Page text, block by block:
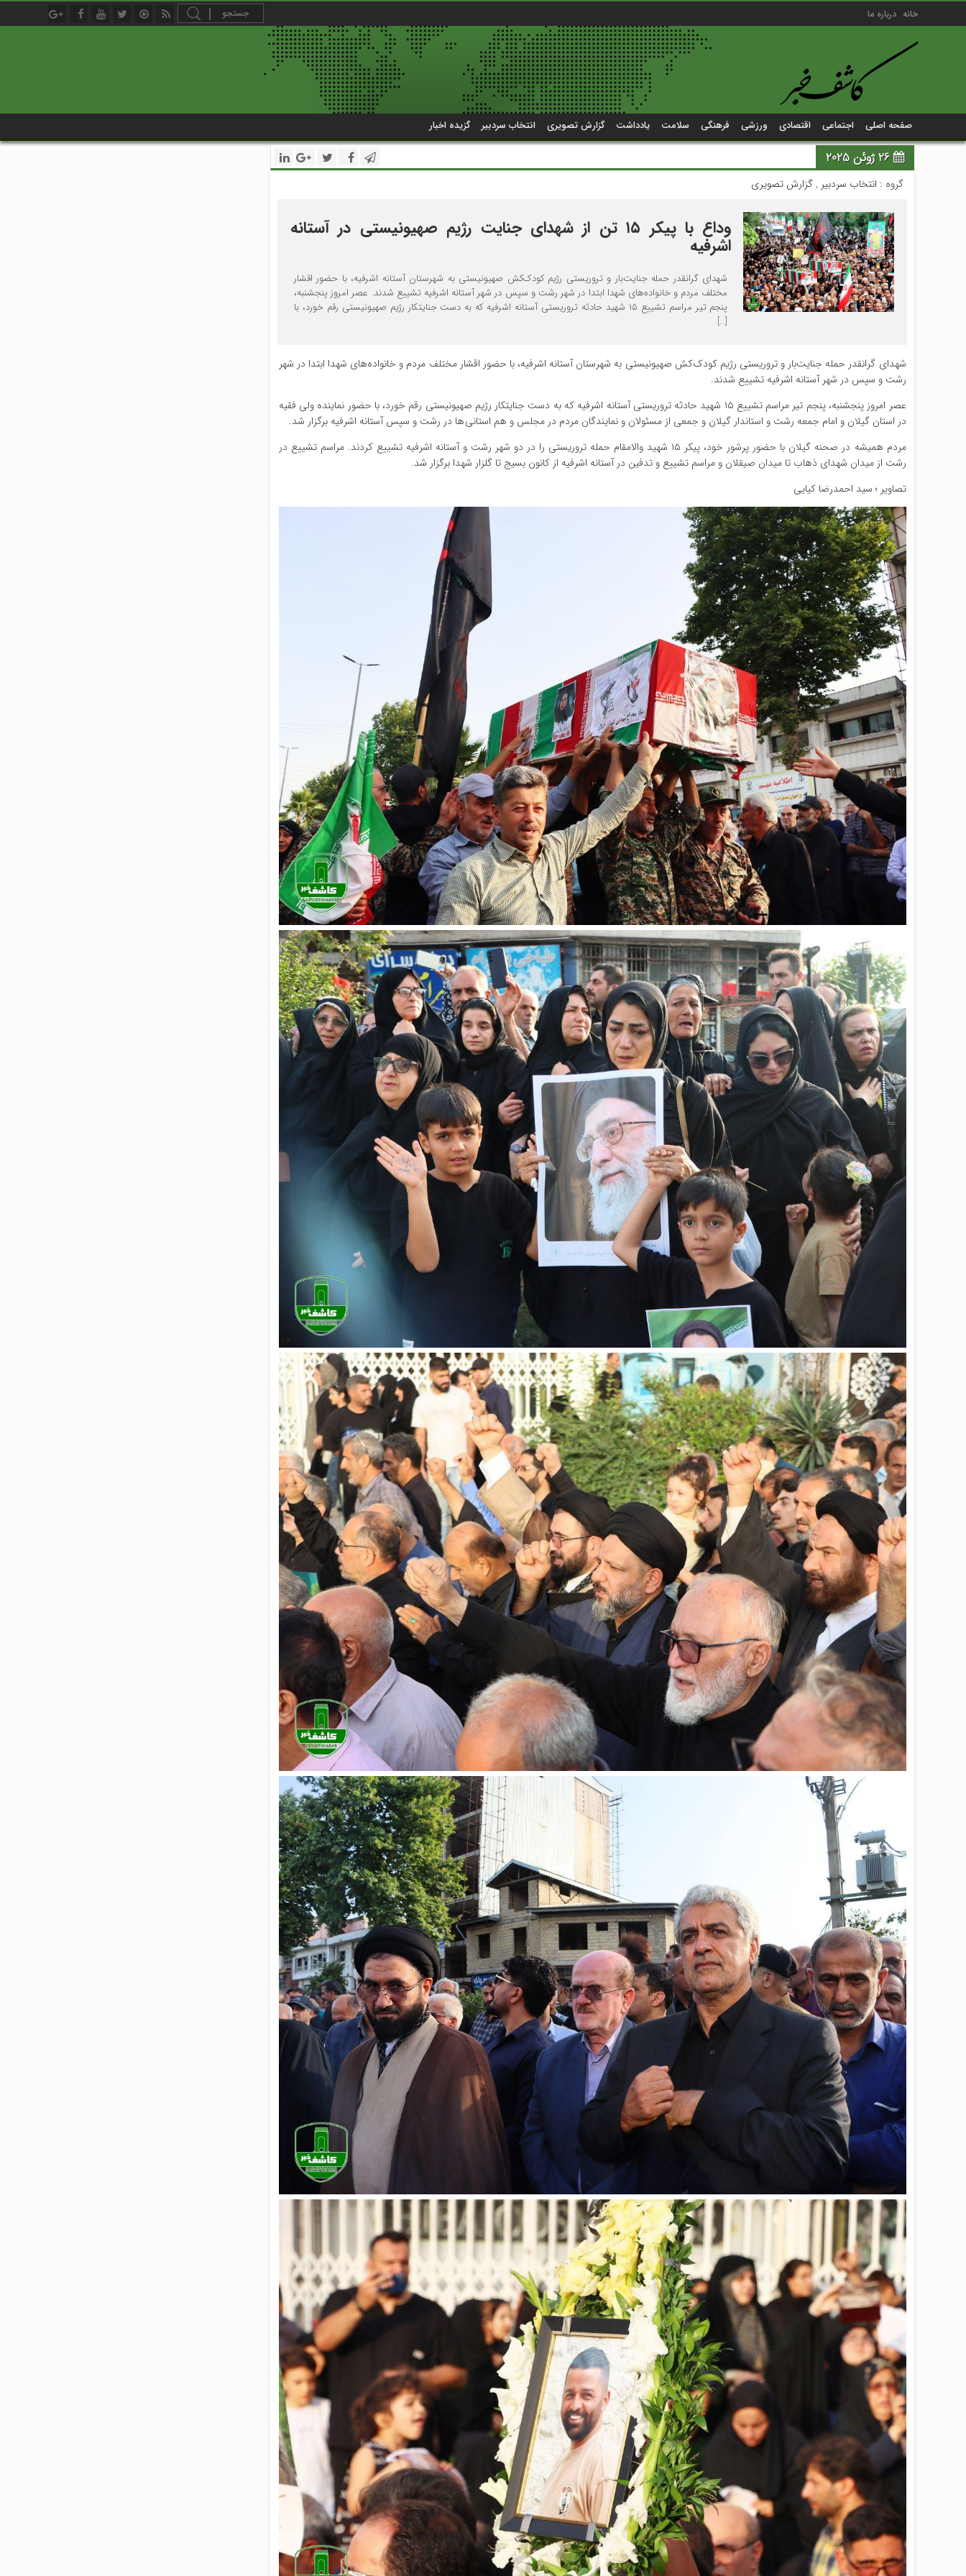
خانه درباره ما
صفحه اصلی اجتماعی اقتصادی ورزشی فرهنگی سلامت یادداشت گزارش تصویری انتخاب سردبیر گزیده اخبار
26 ژوئن 2025
گروه : انتخاب سردبیر ,گزارش تصویری
وداع با پیکر ۱۵ تن از شهدای جنایت رژیم صهیونیستی در آستانه
اشرفیه
شهدای گرانقدر حمله جنایت‌بار و تروریستی رژیم کودک‌کش صهیونیستی به شهرستان آستانه اشرفیه، با حضور اقشار
مختلف مردم و خانواده‌های شهدا ابتدا در شهر رشت و سپس در شهر آستانه اشرفیه تشییع شدند. عصر امروز پنجشنبه،
پنجم تیر مراسم تشییع ۱۵ شهید حادثه تروریستی آستانه اشرفیه که به دست جنایتکار رژیم صهیونیستی رقم خورد، با
[…]
شهدای گرانقدر حمله جنایت‌بار و تروریستی رژیم کودک‌کش صهیونیستی به شهرستان آستانه اشرفیه، با حضور اقشار مختلف مردم و خانواده‌های شهدا ابتدا در شهر
رشت و سپس در شهر آستانه اشرفیه تشییع شدند.
عصر امروز پنجشنبه، پنجم تیر مراسم تشییع ۱۵ شهید حادثه تروریستی آستانه اشرفیه که به دست جنایتکار رژیم صهیونیستی رقم خورد، با حضور نماینده ولی فقیه
در استان گیلان و امام جمعه رشت و استاندار گیلان و جمعی از مسئولان و نمایندگان مردم در مجلس و هم استانی ها در رشت و سپس آستانه اشرفیه برگزار شد.
مردم همیشه در صحنه گیلان با حضور پرشور خود، پیکر ۱۵ شهید والامقام حمله تروریستی را در دو شهر رشت و آستانه اشرفیه تشییع کردند. مراسم تشییع در
رشت از میدان شهدای ذهاب تا میدان صیقلان و مراسم تشییع و تدفین در آستانه اشرفیه از کانون بسیج تا گلزار شهدا برگزار شد.
تصاویر ؛ سید احمدرضا کیایی